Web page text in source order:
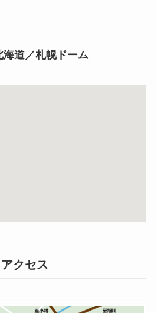
海道／札幌ドーム
アクセス